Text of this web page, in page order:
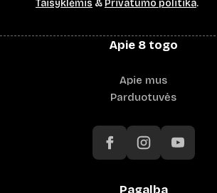
Taisyklėmis & Privatumo politika.
Apie 8 togo
Apie mus
Parduotuvės